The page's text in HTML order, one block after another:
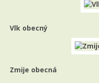
Vlk obecný
Zmije obecná